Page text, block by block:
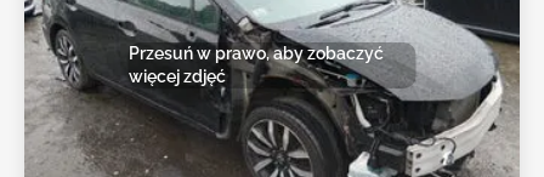
Przesuń w prawo, aby zobaczyć
więcej zdjęć